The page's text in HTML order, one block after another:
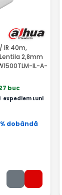
IR 40m,
2,8mm
IL-A-
buc
expediem Luni
dobândă